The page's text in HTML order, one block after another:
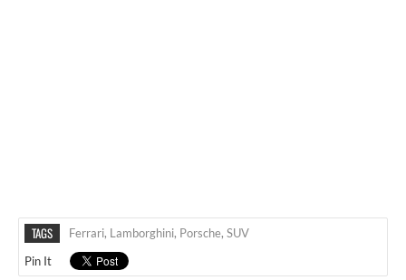
TAGS Ferrari, Lamborghini, Porsche, SUV
Pin It